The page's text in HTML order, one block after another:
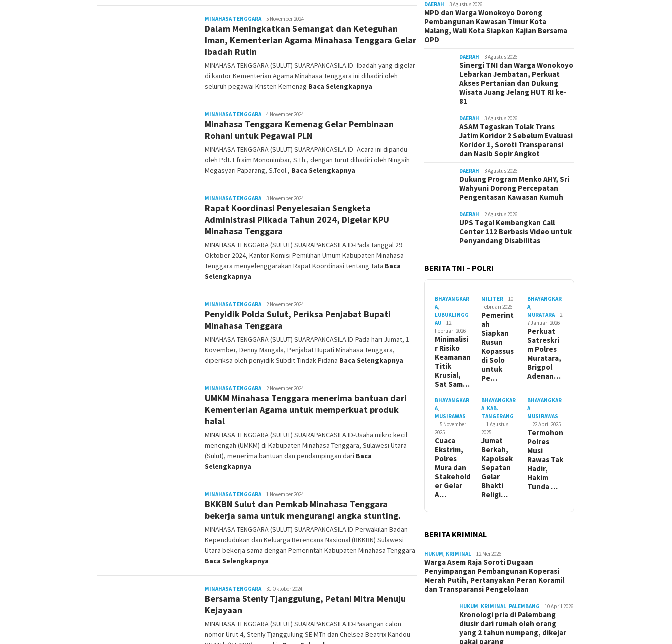
MINAHASA TENGGARAJody
Sampelan
5 November 2024
Dalam Meningkatkan Semangat dan Keteguhan
Iman, Kementerian Agama Minahasa Tenggara Gelar
Ibadah Rutin
MINAHASA TENGGARA (SULUT) SUARAPANCASILA.ID- Ibadah yang digelar
di kantor Kementerian Agama Minahasa Tenggara ini dihadiri oleh
seluruh pegawai Kristen Kemenag Baca Selengkapnya
MINAHASA TENGGARAJody
Sampelan
4 November 2024
Minahasa Tenggara Kemenag Gelar Pembinaan
Rohani untuk Pegawai PLN
MINAHASA TENGGARA (SULUT) SUARAPANCASILA.ID- Acara ini dipandu
oleh Pdt. Efraim Mononimbar, S.Th., dengan turut dihadiri oleh Ningsih
Megasyari Paparang, S.Teol., Baca Selengkapnya
MINAHASA TENGGARAJody
Sampelan
3 November 2024
Rapat Koordinasi Penyelesaian Sengketa
Administrasi Pilkada Tahun 2024, Digelar KPU
Minahasa Tenggara
MINAHASA TENGGARA (SULUT) SUARAPANCASILA.ID-Pada tanggal 29
Oktober 2024, Kantor Komisi Pemilihan Umum Kabupaten Minahasa
Tenggara menyelenggarakan Rapat Koordinasi tentang Tata Baca
Selengkapnya
MINAHASA TENGGARAJody
Sampelan
2 November 2024
Penyidik Polda Sulut, Periksa Penjabat Bupati
Minahasa Tenggara
MINAHASA TENGGARA (SULUT) SUARAPANCASILA.ID-Pada hari Jumat, 1
November, Denny Mangala, Penjabat Bupati Minahasa Tenggara,
diperiksa oleh penyidik Subdit Tindak Pidana Baca Selengkapnya
MINAHASA TENGGARAJody
Sampelan
2 November 2024
UMKM Minahasa Tenggara menerima bantuan dari
Kementerian Agama untuk memperkuat produk
halal
MINAHASA TENGGARA (SULUT) SUARAPANCASILA.ID-Usaha mikro kecil
menengah (UMKM) di Kabupaten Minahasa Tenggara, Sulawesi Utara
(Sulut), menerima bantuan dan pendampingan dari Baca
Selengkapnya
MINAHASA TENGGARAJody
Sampelan
1 November 2024
BKKBN Sulut dan Pemkab Minahasa Tenggara
bekerja sama untuk mengurangi angka stunting.
MINAHASA TENGGARA (SULUT) SUARAPANCASILA.ID-Perwakilan Badan
Kependudukan dan Keluarga Berencana Nasional (BKKBN) Sulawesi
Utara bekerja sama dengan Pemerintah Kabupaten Minahasa Tenggara
Baca Selengkapnya
MINAHASA TENGGARAJody
Sampelan
31 Oktober 2024
Bersama Stenly Tjanggulung, Petani Mitra Menuju
Kejayaan
MINAHASA TENGGARA (SULUT) SUARAPANCASILA.ID-Pasangan calon
nomor Urut 4, Stenly Tjanggulung SE MTh dan Chelsea Beatrix Kandou
DAERAH 3 Agustus 2026
MPD dan Warga Wonokoyo Dorong
Pembangunan Kawasan Timur Kota
Malang, Wali Kota Siapkan Kajian Bersama
OPD
DAERAH 3 Agustus 2026
Sinergi TNI dan Warga Wonokoyo
Lebarkan Jembatan, Perkuat
Akses Pertanian dan Dukung
Wisata Juang Jelang HUT RI ke-
81
DAERAH 3 Agustus 2026
ASAM Tegaskan Tolak Trans
Jatim Koridor 2 Sebelum Evaluasi
Koridor 1, Soroti Transparansi
dan Nasib Sopir Angkot
DAERAH 3 Agustus 2026
Dukung Program Menko AHY, Sri
Wahyuni Dorong Percepatan
Pengentasan Kawasan Kumuh
DAERAH 2 Agustus 2026
UPS Tegal Kembangkan Call
Center 112 Berbasis Video untuk
Penyandang Disabilitas
BERITA TNI – POLRI
BHAYANGKAR
A,
LUBUKLINGG
AU
12
Februari 2026
Minimalisi
r Risiko
Keamanan
Titik
Krusial,
Sat Sam…
MILITER
10
Februari 2026
Pemerint
ah
Siapkan
Rusun
Kopassus
di Solo
untuk
Pe…
BHAYANGKAR
A,
MURATARA
2
7 Januari 2026
Perkuat
Satreskri
m Polres
Muratara,
Brigpol
Adenan…
BHAYANGKAR
A,
MUSIRAWAS
5 November
2025
Cuaca
Ekstrim,
Polres
Mura dan
Stakehold
er Gelar
A…
BHAYANGKAR
A, KAB.
TANGERANG
1 Agustus
2025
Jumat
Berkah,
Kapolsek
Sepatan
Gelar
Bhakti
Religi…
BHAYANGKAR
A,
MUSIRAWAS
22 April 2025
Termohon
Polres
Musi
Rawas Tak
Hadir,
Hakim
Tunda …
BERITA KRIMINAL
HUKUM, KRIMINAL 12 Mei 2026
Warga Asem Raja Soroti Dugaan
Penyimpangan Pembangunan Koperasi
Merah Putih, Pertanyakan Peran Koramil
dan Transparansi Pengelolaan
HUKUM, KRIMINAL, PALEMBANG 10 April 2026
Kronologi pria di Palembang
diusir dari rumah oleh orang
yang 2 tahun numpang, dikejar
pakai parang